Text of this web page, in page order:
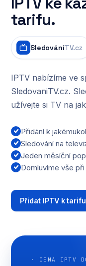
tarifu.
SledováníTV.cz
IPTV nabízíme ve
SledovaniTV.cz.
užívejte si TV na
Přidání k
Sledování na
Jeden měsíční
Domluvíme vše
Přidat IPTV k tarifu
· CENA IPTV